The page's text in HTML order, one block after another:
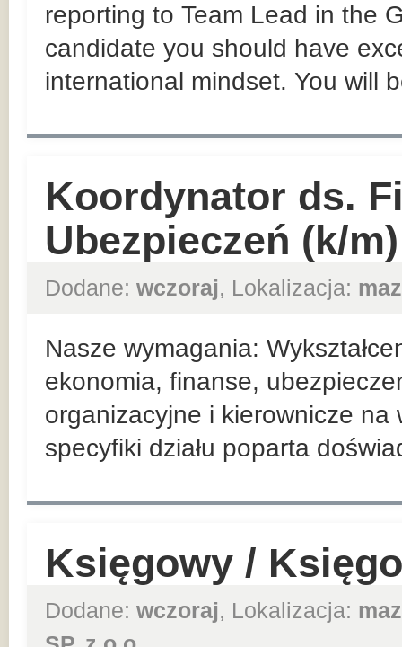
reporting to Team Lead in the
candidate you should have
international mindset. You will
Koordynator ds.
Ubezpieczeń (k/m)
Dodane: wczoraj, Lokalizacja:
Nasze wymagania:
ekonomia, finanse,
organizacyjne i kierownicze
specyfiki działu poparta
Księgowy /
Dodane: wczoraj, Lokalizacja: